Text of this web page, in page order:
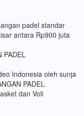
padel standar
antara Rp900 juta
PADEL
Indonesia oleh sunja
PADEL
dan Voli